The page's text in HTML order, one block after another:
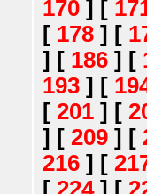
170 ] [
[ 178 ] [
] [ 186 ] [
193 ] [
[ 201 ] [
] [ 209 ] [
216 ] [
[ 224] [